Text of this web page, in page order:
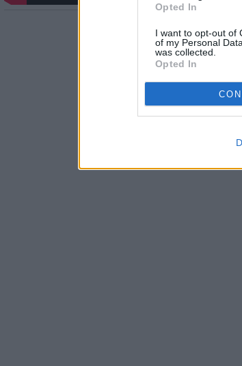
Opted In
I want to opt-out of
of my Personal
was collected.
Opted In